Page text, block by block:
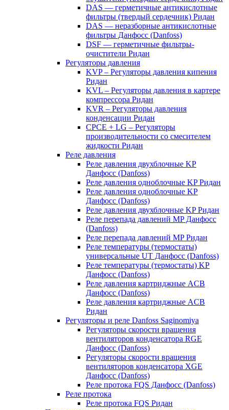
DAS — герметичные антикислотные
фильтры (твердый сердечник) Ридан
DAS — неразборные антикислотные
фильтры Данфосс (Danfoss)
DSF — герметичные фильтры-
очистители Ридан
Регуляторы давления
KVP – Регуляторы давления кипения
Ридан
KVL – Регуляторы давления в картере
компрессора Ридан
KVR – Регуляторы давления
конденсации Ридан
CPCE + LG – Регуляторы
производительности со смесителем
жидкости Ридан
Реле давления
Реле давления двухблочные KP
Данфосс (Danfoss)
Реле давления одноблочные KP Ридан
Реле давления одноблочные KP
Данфосс (Danfoss)
Реле давления двухблочные KP Ридан
Реле перепада давлений MP Данфосс
(Danfoss)
Реле перепада давлений MP Ридан
Реле температуры (термостаты)
универсальные UT Данфосс (Danfoss)
Реле температуры (термостаты) KP
Данфосс (Danfoss)
Реле давления картриджные ACB
Данфосс (Danfoss)
Реле давления картриджные ACB
Ридан
Регуляторы и реле Danfoss Saginomiya
Регуляторы скорости вращения
вентиляторов конденсатора RGE
Данфосс (Danfoss)
Регуляторы скорости вращения
вентиляторов конденсатора XGE
Данфосс (Danfoss)
Реле протока FQS Данфосс (Danfoss)
Реле протока
Реле протока FQS Ридан